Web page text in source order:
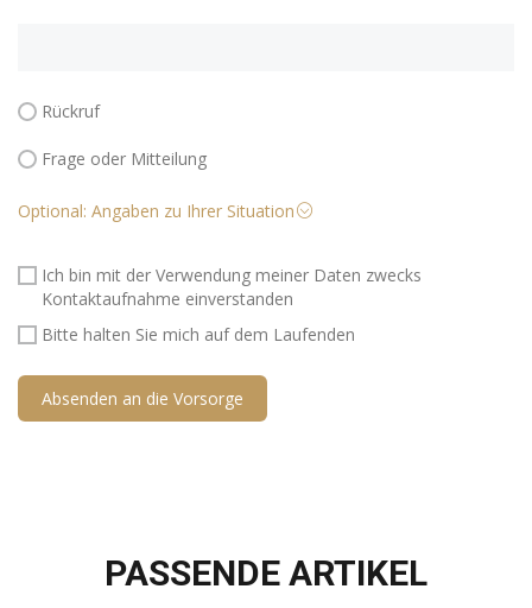
Rückruf
Frage oder Mitteilung
Optional: Angaben zu Ihrer Situation
Ich bin mit der Verwendung meiner Daten zwecks
Kontaktaufnahme einverstanden
Bitte halten Sie mich auf dem Laufenden
PASSENDE ARTIKEL